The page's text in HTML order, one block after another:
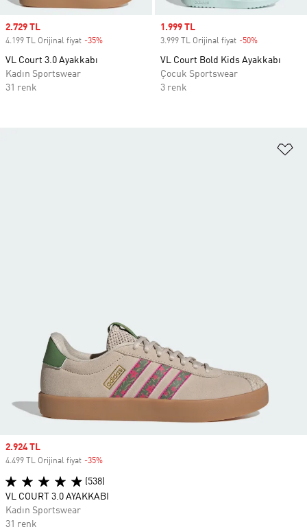
Sale price
2.729 TL
4.199 TL Orijinal fiyat -35%
VL Court 3.0 Ayakkabı
Kadın Sportswear
31 renk
Sale price
1.999 TL
3.999 TL Orijinal fiyat -50%
VL Court Bold Kids Ayakkabı
Çocuk Sportswear
3 renk
Sale price
2.924 TL
4.499 TL Orijinal fiyat -35%
(538)
VL COURT 3.0 AYAKKABI
Kadın Sportswear
31 renk